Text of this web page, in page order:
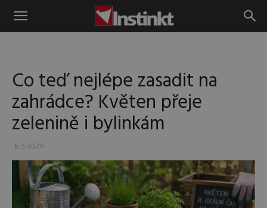
Instinkt
Co teď nejlépe zasadit na
zahrádce? Květen přeje
zelenině i bylinkám
6.5.2026